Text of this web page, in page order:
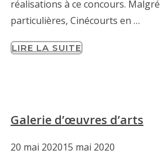
réalisations à ce concours.
particulières, Cinécourts en …
LIRE LA SUITE
Galerie d’œuvres d’arts
20 mai 202015 mai 2020